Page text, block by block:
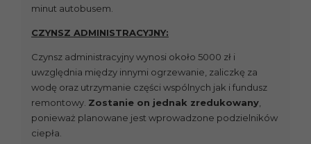
minut autobusem.
CZYNSZ ADMINISTRACYJNY:
Czynsz administracyjny wynosi około 5000 zł i
uwzględnia między innymi ogrzewanie, zaliczkę za
wodę oraz utrzymanie części wspólnych jak i fundusz
remontowy. Zostanie on jednak zredukowany
ponieważ planowane jest wprowadzone podzielników
ciepła.